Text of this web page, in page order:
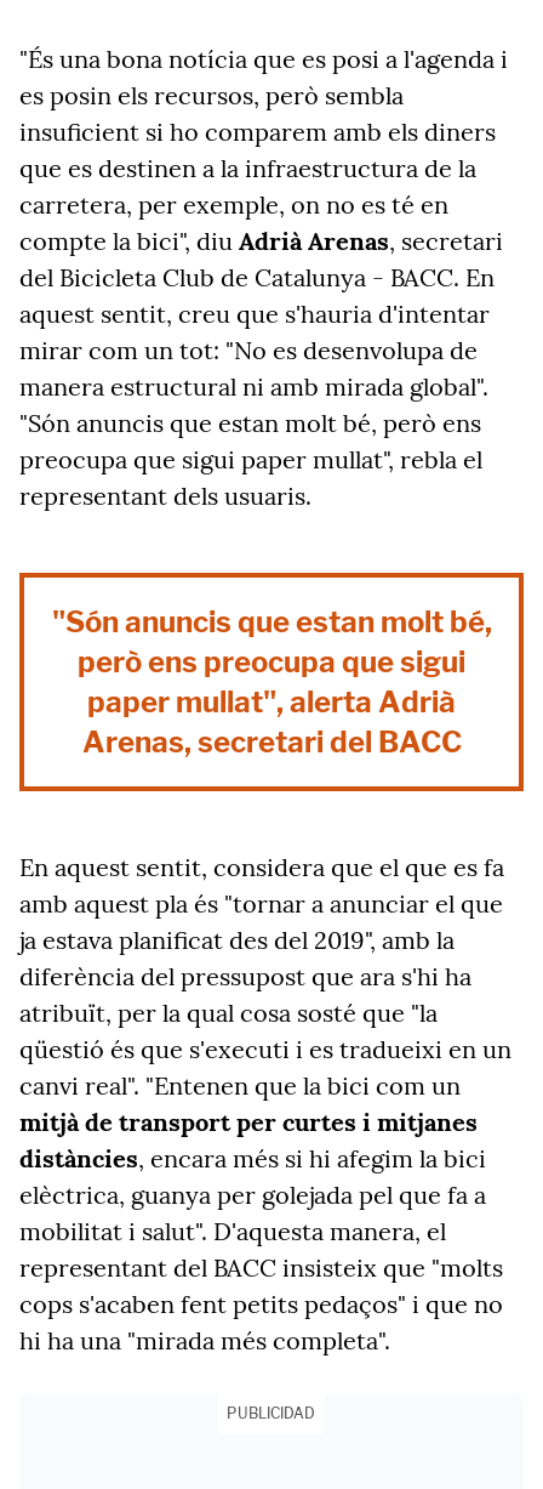
"És una bona notícia que es posi a l'agenda i
es posin els recursos, però sembla
insuficient si ho comparem amb els diners
que es destinen a la infraestructura de la
carretera, per exemple, on no es té en
compte la bici", diu Adrià Arenas, secretari
del Bicicleta Club de Catalunya - BACC. En
aquest sentit, creu que s'hauria d'intentar
mirar com un tot: "No es desenvolupa de
manera estructural ni amb mirada global".
"Són anuncis que estan molt bé, però ens
preocupa que sigui paper mullat", rebla el
representant dels usuaris.
"Són anuncis que estan molt bé,
però ens preocupa que sigui
paper mullat", alerta Adrià
Arenas, secretari del BACC
En aquest sentit, considera que el que es fa
amb aquest pla és "tornar a anunciar el que
ja estava planificat des del 2019", amb la
diferència del pressupost que ara s'hi ha
atribuït, per la qual cosa sosté que "la
qüestió és que s'executi i es tradueixi en un
canvi real". "Entenen que la bici com un
mitjà de transport per curtes i mitjanes
distàncies, encara més si hi afegim la bici
elèctrica, guanya per golejada pel que fa a
mobilitat i salut". D'aquesta manera, el
representant del BACC insisteix que "molts
cops s'acaben fent petits pedaços" i que no
hi ha una "mirada més completa".
PUBLICIDAD